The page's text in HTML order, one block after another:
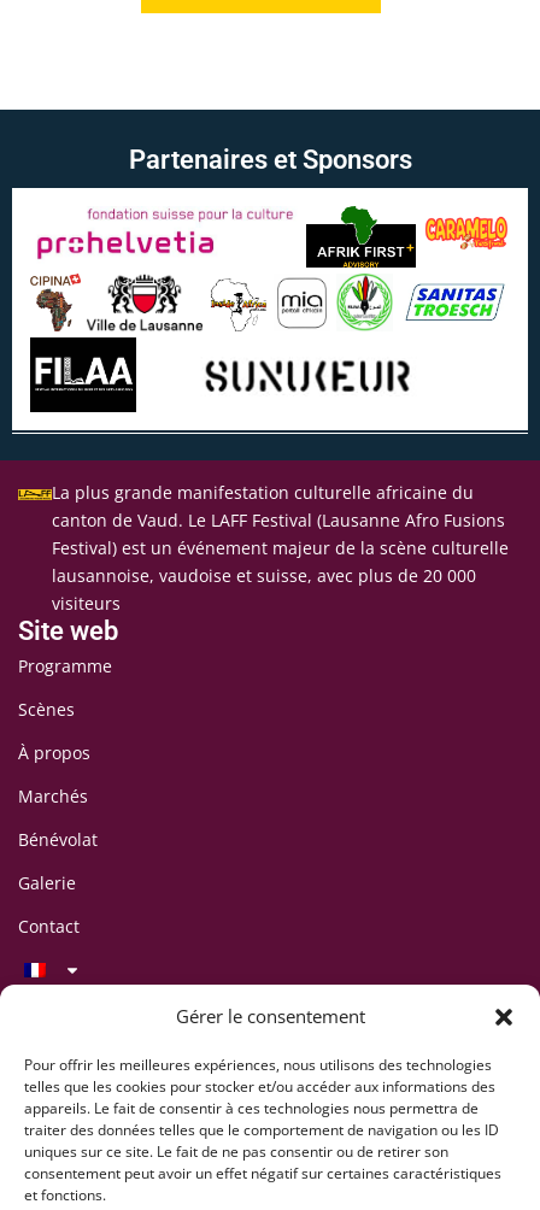
Gérer le consentement
Pour offrir les meilleures expériences, nous utilisons des technologies
telles que les cookies pour stocker et/ou accéder aux informations des
appareils. Le fait de consentir à ces technologies nous permettra de
traiter des données telles que le comportement de navigation ou les ID
uniques sur ce site. Le fait de ne pas consentir ou de retirer son
consentement peut avoir un effet négatif sur certaines caractéristiques
et fonctions.
Partenaires et Sponsors
La plus grande manifestation culturelle africaine du
canton de Vaud. Le LAFF Festival (Lausanne Afro Fusions
Festival) est un événement majeur de la scène culturelle
lausannoise, vaudoise et suisse, avec plus de 20 000
visiteurs
Site web
Programme
Scènes
À propos
Marchés
Bénévolat
Galerie
Contact
C/O Association CIPINA
CP 395
1001 Lausanne
+41 78 824 54 94
contact@lausaff.org